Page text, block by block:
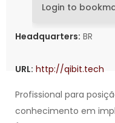
Login to
Headquarters: BR
URL: http://qibit.tech
Profissional para
conhecimento em